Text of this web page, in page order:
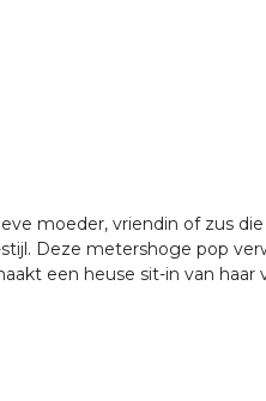
moeder, vriendin of zus
Deze metershoge pop
een heuse sit-in van haar